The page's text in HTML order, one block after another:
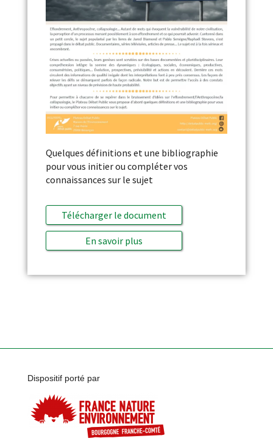
Quelques définitions et une bibliographie
pour vous initier ou compléter vos
connaissances sur le sujet
Télécharger le document
En savoir plus
Dispositif porté par